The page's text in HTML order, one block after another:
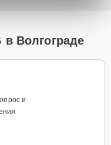
в Волгограде
и